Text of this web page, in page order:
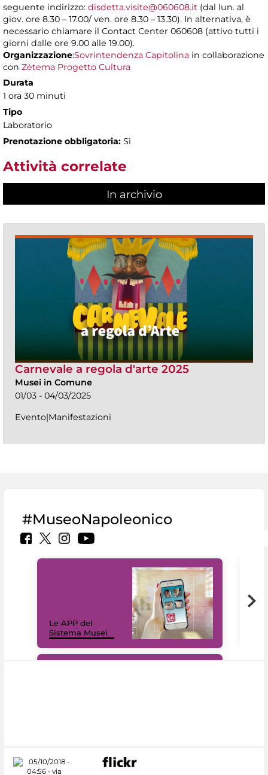
seguente indirizzo: disdetta.visite@060608.it (dal lun. al
giov. ore 8.30 – 17.00/ ven. ore 8.30 – 13.30). In alternativa, è
necessario chiamare il Contact Center 060608 (attivo tutti i
giorni dalle ore 9.00 alle 19.00).
Organizzazione:Sovrintendenza Capitolina in collaborazione
con Zètema Progetto Cultura
Durata
1 ora 30 minuti
Tipo
Laboratorio
Prenotazione obbligatoria: Sì
Attività correlate
In archivio
Carnevale a regola d'arte 2025
Musei in Comune
01/03 - 04/03/2025
Evento|Manifestazioni
#MuseoNapoleonico
Le APP del
Sistema Musei